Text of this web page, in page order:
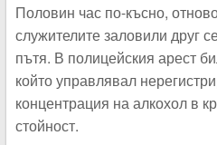
Половин час по-късно,
служителите заловили друг
пътя. В полицейския арест
който управлявал
концентрация на алкохол в
стойност.